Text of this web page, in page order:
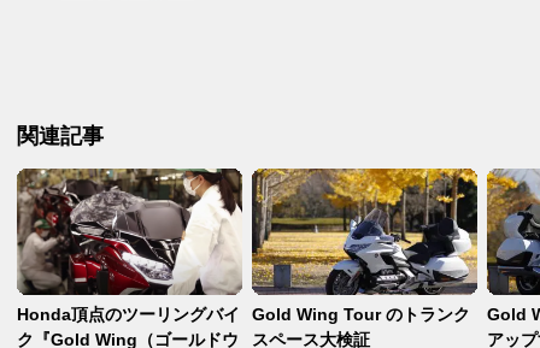
関連記事
Honda頂点のツーリングバイ
ク『Gold Wing（ゴールドウ
Gold Wing Tour のトランク
スペース大検証
Gold
アッ